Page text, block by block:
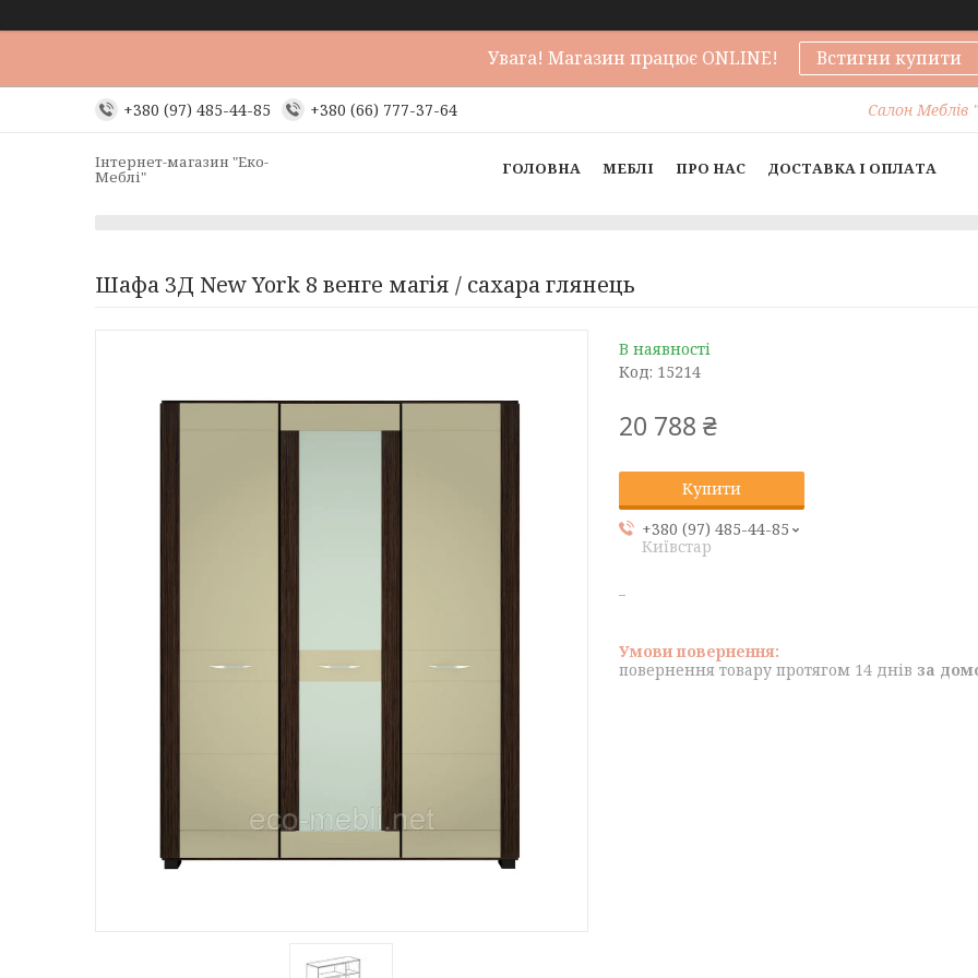
Увага! Магазин працює ONLINE! Встигни купити
+380 (97) 485-44-85 +380 (66) 777-37-64 Салон Меблів
Інтернет-магазин "Еко-
Меблі" ГОЛОВНА МЕБЛІ ПРО НАС ДОСТАВКА І ОПЛАТА
Шафа 3Д New York 8 венге магія / сахара глянець
В наявності
Код: 15214
20 788 ₴
Купити
+380 (97) 485-44-85
Київстар
повернення товару протягом 14 днів за